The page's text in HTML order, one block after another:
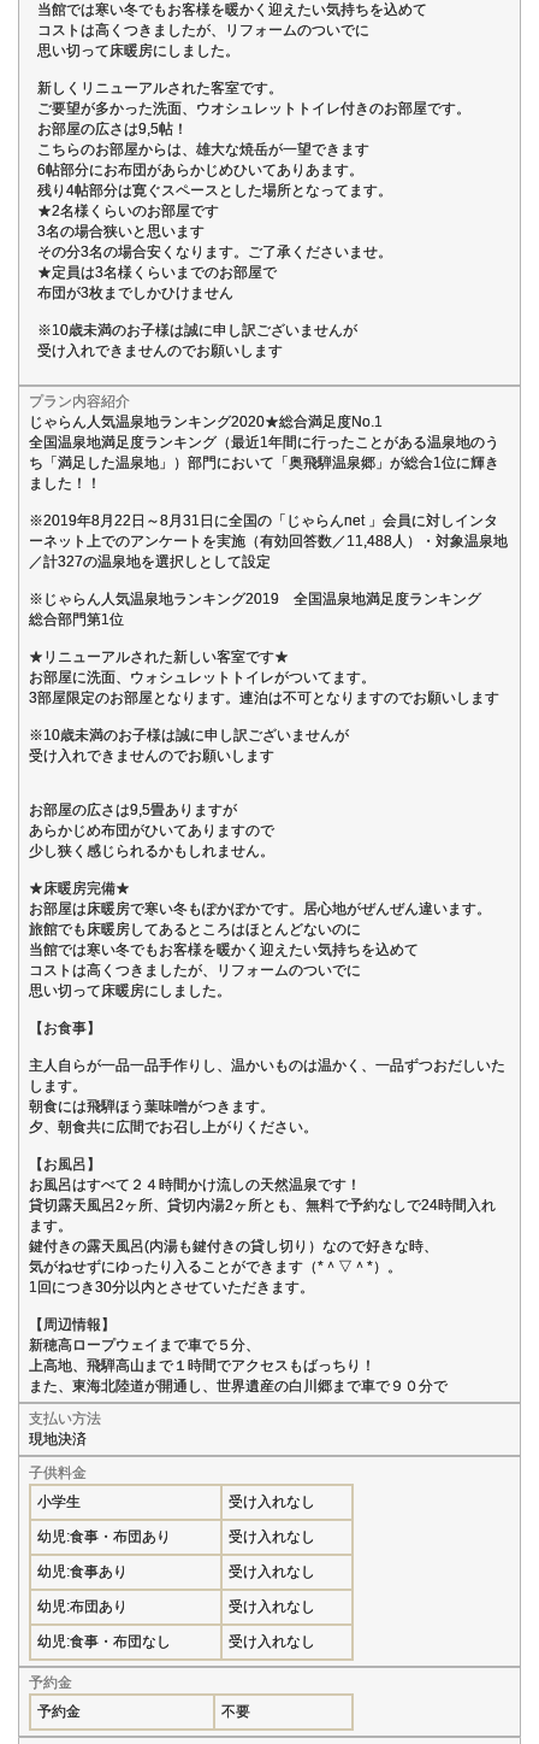
当館では寒い冬でもお客様を暖かく迎えたい気持ちを込めて
コストは高くつきましたが、リフォームのついでに
思い切って床暖房にしました。
新しくリニューアルされた客室です。
ご要望が多かった洗面、ウオシュレットトイレ付きのお部屋です。
お部屋の広さは9,5帖！
こちらのお部屋からは、雄大な焼岳が一望できます
6帖部分にお布団があらかじめひいてありあます。
残り4帖部分は寛ぐスペースとした場所となってます。
★2名様くらいのお部屋です
3名の場合狭いと思います
その分3名の場合安くなります。ご了承くださいませ。
★定員は3名様くらいまでのお部屋で
布団が3枚までしかひけません
※10歳未満のお子様は誠に申し訳ございませんが
受け入れできませんのでお願いします
プラン内容紹介
じゃらん人気温泉地ランキング2020★総合満足度No.1
全国温泉地満足度ランキング（最近1年間に行ったことがある温泉地のう
ち「満足した温泉地」）部門において「奥飛騨温泉郷」が総合1位に輝き
ました！！
※2019年8月22日～8月31日に全国の「じゃらんnet 」会員に対しインタ
ーネット上でのアンケートを実施（有効回答数／11,488人）・対象温泉地
／計327の温泉地を選択しとして設定
※じゃらん人気温泉地ランキング2019 全国温泉地満足度ランキング
総合部門第1位
★リニューアルされた新しい客室です★
お部屋に洗面、ウォシュレットトイレがついてます。
3部屋限定のお部屋となります。連泊は不可となりますのでお願いします
※10歳未満のお子様は誠に申し訳ございませんが
受け入れできませんのでお願いします
お部屋の広さは9,5畳ありますが
あらかじめ布団がひいてありますので
少し狭く感じられるかもしれません。
★床暖房完備★
お部屋は床暖房で寒い冬もぽかぽかです。居心地がぜんぜん違います。
旅館でも床暖房してあるところはほとんどないのに
当館では寒い冬でもお客様を暖かく迎えたい気持ちを込めて
コストは高くつきましたが、リフォームのついでに
思い切って床暖房にしました。
【お食事】
主人自らが一品一品手作りし、温かいものは温かく、一品ずつおだしいた
します。
朝食には飛騨ほう葉味噌がつきます。
夕、朝食共に広間でお召し上がりください。
【お風呂】
お風呂はすべて２４時間かけ流しの天然温泉です！
貸切露天風呂2ヶ所、貸切内湯2ヶ所とも、無料で予約なしで24時間入れ
ます。
鍵付きの露天風呂(内湯も鍵付きの貸し切り）なので好きな時、
気がねせずにゆったり入ることができます（*＾▽＾*）。
1回につき30分以内とさせていただきます。
【周辺情報】
新穂高ロープウェイまで車で５分、
上高地、飛騨高山まで１時間でアクセスもばっちり！
また、東海北陸道が開通し、世界遺産の白川郷まで車で９０分で
支払い方法
現地決済
子供料金
小学生
受け入れなし
幼児:食事・布団あり 受け入れなし
幼児:食事あり 受け入れなし
幼児:布団あり 受け入れなし
幼児:食事・布団なし 受け入れなし
予約金
予約金
不要